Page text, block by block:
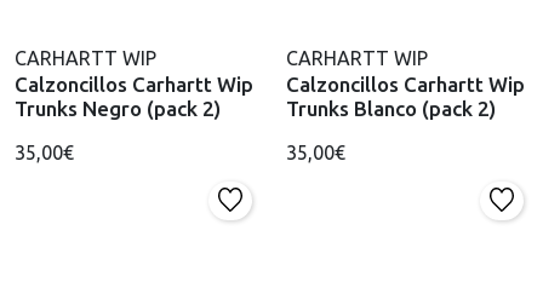
CARHARTT WIP
Calzoncillos Carhartt Wip
Trunks Negro (pack 2)
35,00€
CARHARTT WIP
Calzoncillos Carhartt Wip
Trunks Blanco (pack 2)
35,00€